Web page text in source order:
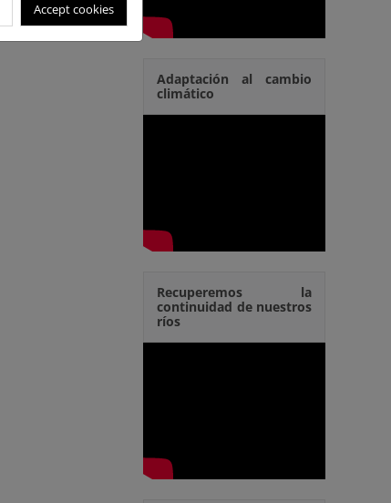
Adaptación al cambio
climático
Recuperemos la
continuidad de nuestros
ríos
Accept cookies